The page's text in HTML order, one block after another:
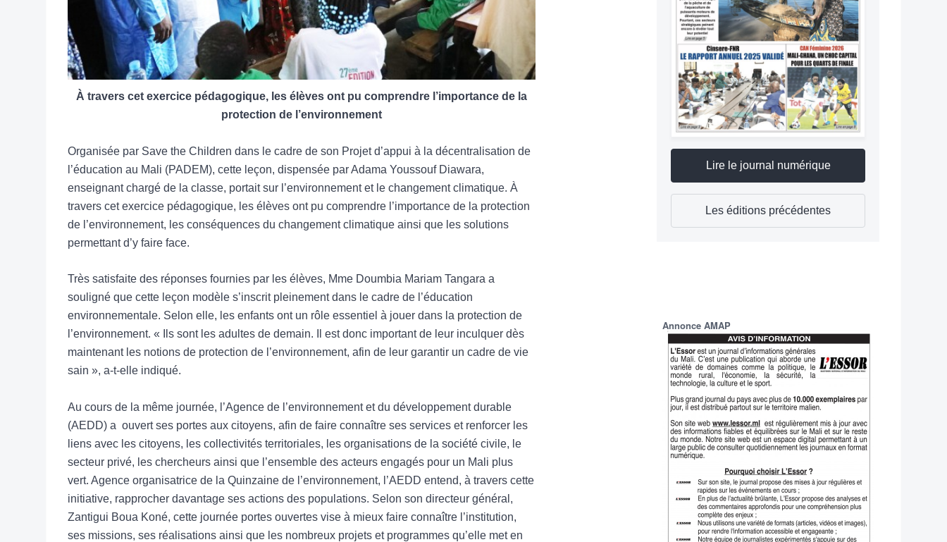
À travers cet exercice pédagogique, les élèves ont pu comprendre l’importance de la
protection de l’environnement
Organisée par Save the Children dans le cadre de son Projet d’appui à la décentralisation de
l’éducation au Mali (PADEM), cette leçon, dispensée par Adama Youssouf Diawara,
enseignant chargé de la classe, portait sur l’environnement et le changement climatique. À
travers cet exercice pédagogique, les élèves ont pu comprendre l’importance de la protection
de l’environnement, les conséquences du changement climatique ainsi que les solutions
permettant d’y faire face.
Très satisfaite des réponses fournies par les élèves, Mme Doumbia Mariam Tangara a
souligné que cette leçon modèle s’inscrit pleinement dans le cadre de l’éducation
environnementale. Selon elle, les enfants ont un rôle essentiel à jouer dans la protection de
l’environnement. « Ils sont les adultes de demain. Il est donc important de leur inculquer dès
maintenant les notions de protection de l’environnement, afin de leur garantir un cadre de vie
sain », a-t-elle indiqué.
Au cours de la même journée, l’Agence de l’environnement et du développement durable
(AEDD) a ouvert ses portes aux citoyens, afin de faire connaître ses services et renforcer les
liens avec les citoyens, les collectivités territoriales, les organisations de la société civile, le
secteur privé, les chercheurs ainsi que l’ensemble des acteurs engagés pour un Mali plus
vert. Agence organisatrice de la Quinzaine de l’environnement, l’AEDD entend, à travers cette
initiative, rapprocher davantage ses actions des populations. Selon son directeur général,
Zantigui Boua Koné, cette journée portes ouvertes vise à mieux faire connaître l’institution,
ses missions, ses réalisations ainsi que les nombreux projets et programmes qu’elle met en
Lire le journal numérique
Les éditions précédentes
Annonce AMAP